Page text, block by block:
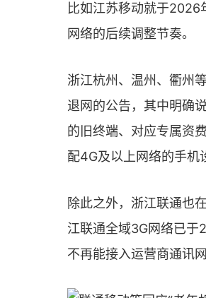
比如江苏移动就于2026
网络的后续调整节奏。
浙江杭州、温州、衢州
退网的公告，其中明确
的旧终端、对应专属资
配4G及以上网络的手机
除此之外，浙江联通也
江联通全域3G网络已于
不再能接入运营商通讯网